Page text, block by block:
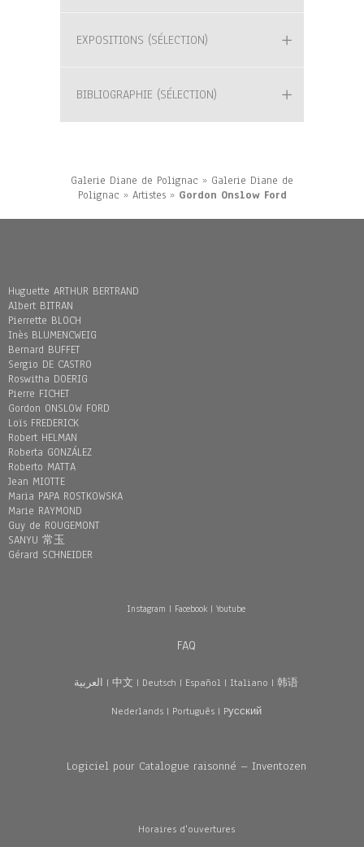
EXPOSITIONS (SÉLECTION)
BIBLIOGRAPHIE (SÉLECTION)
Galerie Diane de Polignac » Galerie Diane de
Polignac » Artistes» Gordon Onslow Ford
Huguette ARTHUR BERTRAND
Albert BITRAN
Pierrette BLOCH
Inès BLUMENCWEIG
Bernard BUFFET
Sergio DE CASTRO
Roswitha DOERIG
Pierre FICHET
Gordon ONSLOW FORD
Loïs FREDERICK
Robert HELMAN
Roberta GONZÁLEZ
Roberto MATTA
Jean MIOTTE
Maria PAPA ROSTKOWSKA
Marie RAYMOND
Guy de ROUGEMONT
SANYU 常玉
Gérard SCHNEIDER
Instagram | Facebook| Youtube
FAQ
العربية | 中文 | Deutsch | Español | Italiano | 韩语
Nederlands| Português| Pусский
Logiciel pour Catalogue raisonné – Inventozen
Horaires d'ouvertures